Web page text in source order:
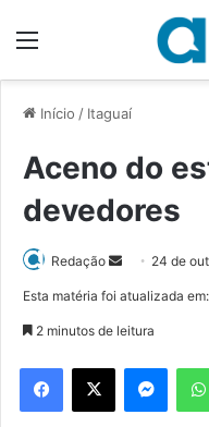
Início / Itaguaí
Aceno do
devedores
Redação
d
e
m
24 de
Esta matéria foi atualizada
2 minutos de leitura